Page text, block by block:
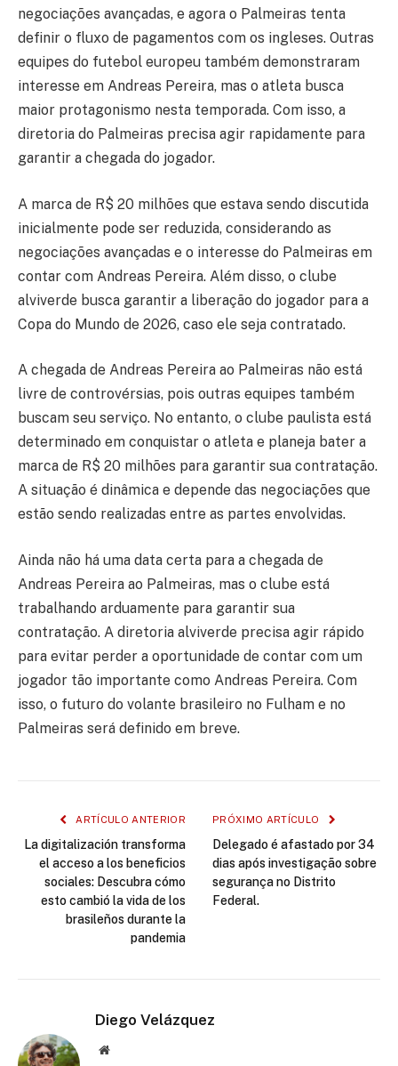
negociações avançadas, e agora o Palmeiras tenta
definir o fluxo de pagamentos com os ingleses. Outras
equipes do futebol europeu também demonstraram
interesse em Andreas Pereira, mas o atleta busca
maior protagonismo nesta temporada. Com isso, a
diretoria do Palmeiras precisa agir rapidamente para
garantir a chegada do jogador.
A marca de R$ 20 milhões que estava sendo discutida
inicialmente pode ser reduzida, considerando as
negociações avançadas e o interesse do Palmeiras em
contar com Andreas Pereira. Além disso, o clube
alviverde busca garantir a liberação do jogador para a
Copa do Mundo de 2026, caso ele seja contratado.
A chegada de Andreas Pereira ao Palmeiras não está
livre de controvérsias, pois outras equipes também
buscam seu serviço. No entanto, o clube paulista está
determinado em conquistar o atleta e planeja bater a
marca de R$ 20 milhões para garantir sua contratação.
A situação é dinâmica e depende das negociações que
estão sendo realizadas entre as partes envolvidas.
Ainda não há uma data certa para a chegada de
Andreas Pereira ao Palmeiras, mas o clube está
trabalhando arduamente para garantir sua
contratação. A diretoria alviverde precisa agir rápido
para evitar perder a oportunidade de contar com um
jogador tão importante como Andreas Pereira. Com
isso, o futuro do volante brasileiro no Fulham e no
Palmeiras será definido em breve.
ARTÍCULO ANTERIOR
La digitalización transforma
el acceso a los beneficios
sociales: Descubra cómo
esto cambió la vida de los
brasileños durante la
pandemia
PRÓXIMO ARTÍCULO
Delegado é afastado por 34
dias após investigação sobre
segurança no Distrito
Federal.
Diego Velázquez
Website